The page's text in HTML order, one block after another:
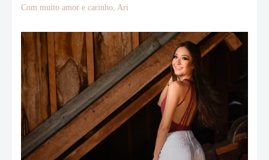
Com muito amor e carinho, Ari